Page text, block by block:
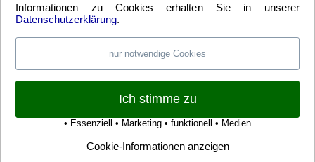
Anmelden Eintrags-Feed Kommentar-Feed WordPress.org
Informationen zu Cookies erhalten Sie in unserer
Datenschutzerklärung.
nur notwendige Cookies
Ich stimme zu
• Essenziell • Marketing • funktionell • Medien
Cookie-Informationen anzeigen